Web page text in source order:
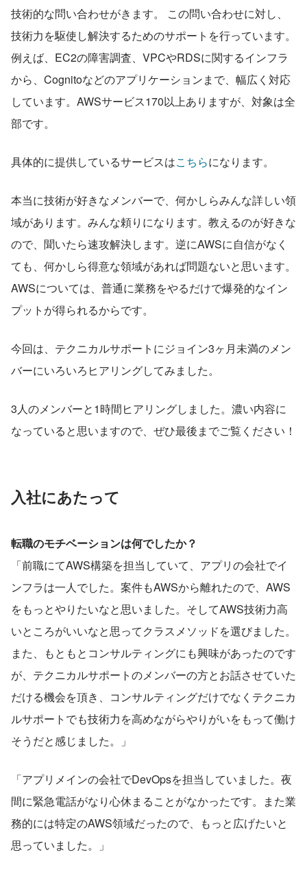
技術的な問い合わせがきます。 この問い合わせに対し、
技術力を駆使し解決するためのサポートを行っています。
例えば、EC2の障害調査、VPCやRDSに関するインフラ
から、Cognitoなどのアプリケーションまで、幅広く対応
しています。AWSサービス170以上ありますが、対象は全
部です。
具体的に提供しているサービスはこちらになります。
本当に技術が好きなメンバーで、何かしらみんな詳しい領
域があります。みんな頼りになります。教えるのが好きな
ので、聞いたら速攻解決します。逆にAWSに自信がなく
ても、何かしら得意な領域があれば問題ないと思います。
AWSについては、普通に業務をやるだけで爆発的なイン
プットが得られるからです。
今回は、テクニカルサポートにジョイン3ヶ月未満のメン
バーにいろいろヒアリングしてみました。
3人のメンバーと1時間ヒアリングしました。濃い内容に
なっていると思いますので、ぜひ最後までご覧ください！
入社にあたって
転職のモチベーションは何でしたか？
「前職にてAWS構築を担当していて、アプリの会社でイ
ンフラは一人でした。案件もAWSから離れたので、AWS
をもっとやりたいなと思いました。そしてAWS技術力高
いところがいいなと思ってクラスメソッドを選びました。
また、もともとコンサルティングにも興味があったのです
が、テクニカルサポートのメンバーの方とお話させていた
だける機会を頂き、コンサルティングだけでなくテクニカ
ルサポートでも技術力を高めながらやりがいをもって働け
そうだと感じました。」
「アプリメインの会社でDevOpsを担当していました。夜
間に緊急電話がなり心休まることがなかったです。また業
務的には特定のAWS領域だったので、もっと広げたいと
思っていました。」